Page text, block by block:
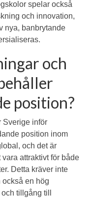
spelar också
och innovation,
nya, banbrytande
och
position?
Sverige inför
position inom
och det är
attraktivt för både
Detta kräver inte
också en hög
tillgång till